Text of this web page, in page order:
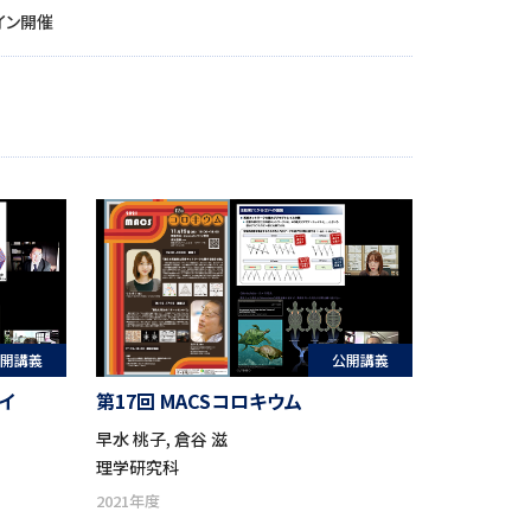
ン開催
講義 公開講義
第17回 MACSコロキウム
早水 桃子, 倉谷 滋
理学研究科
2021年度